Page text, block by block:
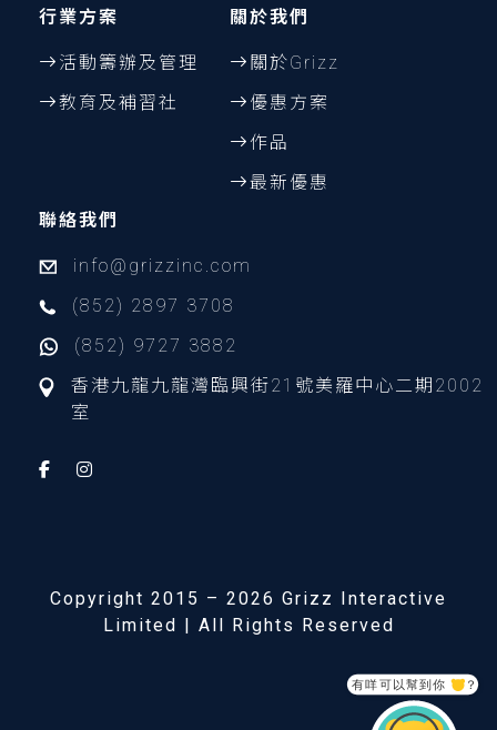
行業方案
活動籌辦及管理
教育及補習社
關於我們
關於Grizz
優惠方案
作品
最新優惠
聯絡我們
info@grizzinc.com
(852) 2897 3708
(852) 9727 3882
香港九龍九龍灣臨興街21號美羅中心二期2002
室
Copyright 2015 – 2026 Grizz Interactive
Limited | All Rights Reserved